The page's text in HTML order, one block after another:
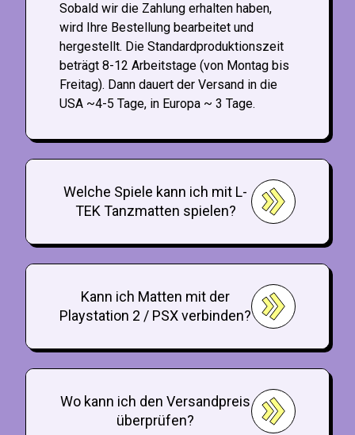
Sobald wir die Zahlung erhalten haben,
wird Ihre Bestellung bearbeitet und
hergestellt. Die Standardproduktionszeit
beträgt 8-12 Arbeitstage (von Montag bis
Freitag). Dann dauert der Versand in die
USA ~4-5 Tage, in Europa ~ 3 Tage.
Welche Spiele kann ich mit L-
TEK Tanzmatten spielen?
Kann ich Matten mit der
Playstation 2 / PSX verbinden?
Wo kann ich den Versandpreis
überprüfen?